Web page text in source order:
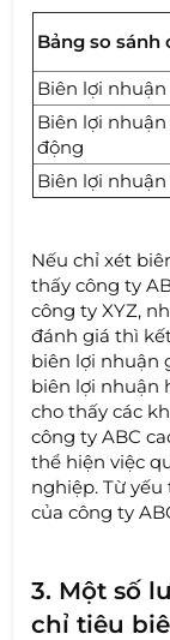
Bảng so sánh
Biên lợi
Biên lợi
động
Biên lợi
Nếu chỉ xét
thấy công ty
công ty XYZ,
đánh giá thì
biên lợi nhuận
biên lợi nhuận
cho thấy các
công ty ABC
thể hiện việc
nghiệp. Từ
của công ty
3. Một số
chỉ tiêu